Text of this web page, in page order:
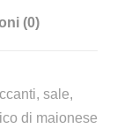
(0)
sale,
di maionese